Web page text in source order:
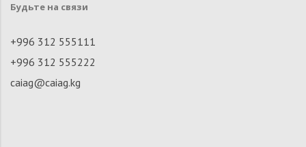
Будьте на связи
+996 312 555111
+996 312 555222
caiag@caiag.kg